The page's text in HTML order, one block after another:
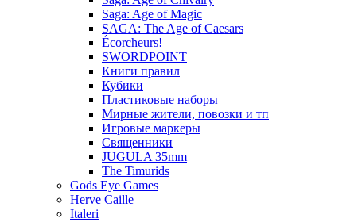
Saga: Age of Magic
SAGA: The Age of Caesars
Écorcheurs!
SWORDPOINT
Книги правил
Кубики
Пластиковые наборы
Мирные жители, повозки и тп
Игровые маркеры
Священники
JUGULA 35mm
The Timurids
Gods Eye Games
Herve Caille
Italeri